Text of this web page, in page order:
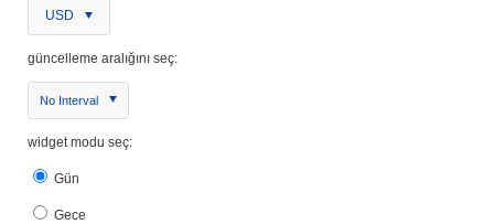
USD
güncelleme aralığını seç:
No Interval
widget modu seç:
Gün
Gece